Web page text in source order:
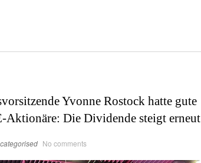
Yvonne Rostock hatte gute
Aktionäre: Die Dividende steigt erneut
No comments